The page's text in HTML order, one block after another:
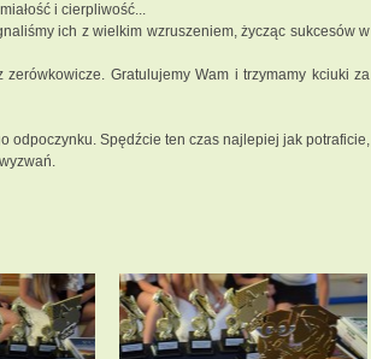
i cierpliwość...
ich z wielkim wzruszeniem, życząc sukcesów w
Gratulujemy Wam i trzymamy kciuki za
odpoczynku. Spędźcie ten czas najlepiej jak potraficie,